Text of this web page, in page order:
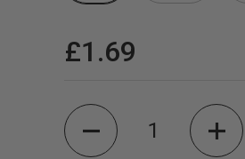
£1.69
Cantitate